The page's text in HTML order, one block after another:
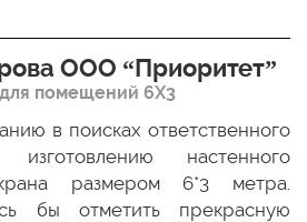
ООО “Приоритет”
помещений 6Х3
в поисках ответственного
настенного
размером 6*3 метра.
бы отметить прекрасную